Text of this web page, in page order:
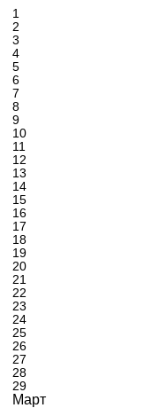
1
2
3
4
5
6
7
8
9
10
11
12
13
14
15
16
17
18
19
20
21
22
23
24
25
26
27
28
29
Март